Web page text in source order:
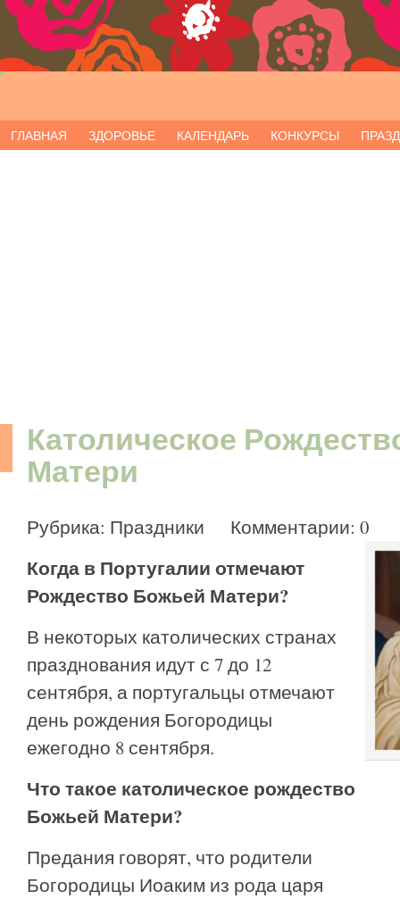
ГЛАВНАЯ ЗДОРОВЬЕ КАЛЕНДАРЬ КОНКУРСЫ
Католическое
Матери
Рубрика: Праздники Комментарии: 0
Когда в Португалии отмечают
Рождество Божьей Матери?
В некоторых католических странах
празднования идут с 7 до 12
сентября, а португальцы отмечают
день рождения Богородицы
ежегодно 8 сентября.
Что такое католическое рождество
Божьей Матери?
Предания говорят, что родители
Богородицы Иоаким из рода царя